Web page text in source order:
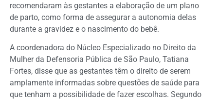
recomendaram às gestantes a elaboração de um plano
de parto, como forma de assegurar a autonomia delas
durante a gravidez e o nascimento do bebê.
A coordenadora do Núcleo Especializado no Direito da
Mulher da Defensoria Pública de São Paulo, Tatiana
Fortes, disse que as gestantes têm o direito de serem
amplamente informadas sobre questões de saúde para
que tenham a possibilidade de fazer escolhas. Segundo